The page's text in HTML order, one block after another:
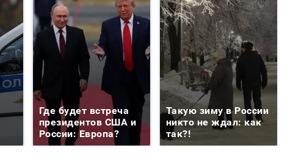
Где будет встреча
президентов США и
России: Европа?
Такую зиму в России
никто не ждал: как
так?!